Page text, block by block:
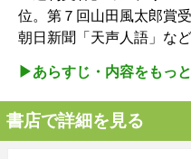
位。第７回山田風太郎賞受
朝日新聞「天声人語」な
▶︎あらすじ・内容をもっ
書店で詳細を見る